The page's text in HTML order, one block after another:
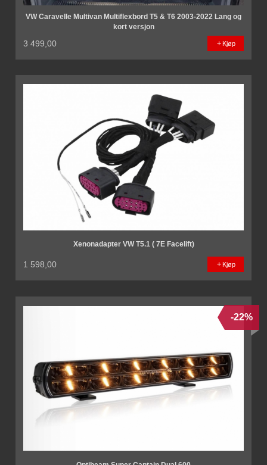
VW Caravelle Multivan Multiflexbord T5 & T6 2003-2022 Lang og
kort versjon
3 499,00 Kjøp
Xenonadapter VW T5.1 ( 7E Facelift)
1 598,00 Kjøp
-22%